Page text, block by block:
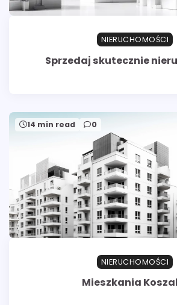
NIERUCHOMOŚCI
Sprzedaj skutecznie
14 min read 0
NIERUCHOMOŚCI
Mieszkania